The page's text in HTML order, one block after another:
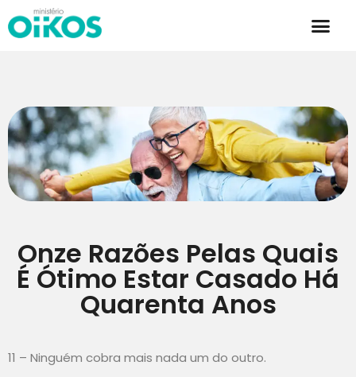
Onze Razões Pelas Quais
É Ótimo Estar Casado Há
Quarenta Anos
11 – Ninguém cobra mais nada um do outro.